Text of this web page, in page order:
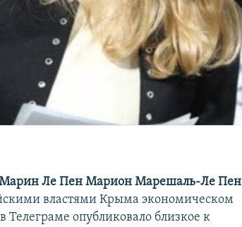
Ле Пен Марион Марешаль-Ле Пен
властями Крыма экономическом
Телеграме опубликовало близкое к